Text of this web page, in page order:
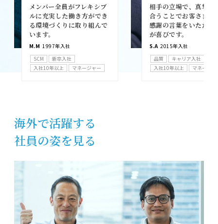
メンバー全員がフレキシブ
ルに充実した働き方ができ
る環境づくりに取り組んで
います。
M.M 1997年入社
SCM
新卒入社
入社10年以上
マネージャー
相手の立場で、真摯に
合うことでお客さまか
感謝の言葉をいただく
が喜びです。
S.A 2015年入社
品質
キャリア入社
入社10年以上
マネージャ
海外で活躍する
社員の姿を見る